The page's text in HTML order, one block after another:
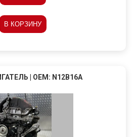
В КОРЗИНУ
| OEM: N12B16A